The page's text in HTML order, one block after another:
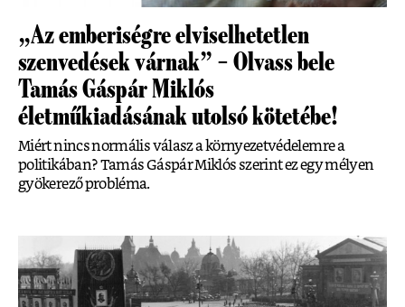
„Az emberiségre elviselhetetlen
szenvedések várnak” – Olvass bele
Tamás Gáspár Miklós
életműkiadásának utolsó kötetébe!
Miért nincs normális válasz a környezetvédelemre a
politikában? Tamás Gáspár Miklós szerint ez egy mélyen
gyökerező probléma.